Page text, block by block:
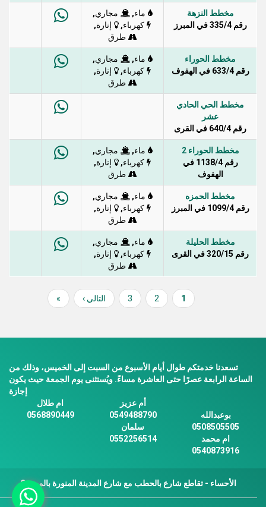
مخطط النزهة
رقم 335/4 في المبرز
ماء, مجاري,
كهرباء, إنارة,
طرق
مخطط الحوراء
رقم 633/4 في الهفوف
ماء, مجاري,
كهرباء, إنارة,
طرق
مخطط الحي الحادي
عشر
رقم 640/4 في القرى
مخطط الحوراء 2
رقم 1138/4 في
الهفوف
ماء, مجاري,
كهرباء, إنارة,
طرق
مخطط الحمزه
رقم 1099/4 في المبرز
ماء, مجاري,
كهرباء, إنارة,
طرق
مخطط الحليلة
رقم 320/15 في القرى
ماء, مجاري,
كهرباء, إنارة,
طرق
Current
page
1
Page
2
Page
3
Next
page
التالي ›
Last
page
»
تسعدنا خدمتكم طوال أيام الأسبوع من السبت إلى الخميس، وذلك من
الساعة الرابعة عصرًا حتى العاشرة مساءً. ويُستثنى يوم الجمعة حيث يكون
إجازة
ام طلال
0568890449
أم عزيز
0549488790
سلمان
0552256514
بوعبدالله
0508505505
ام محمد
0540873916
الأحساء - تقاطع شارع بالحطب مع شارع المدينة المنورة بالمبرز